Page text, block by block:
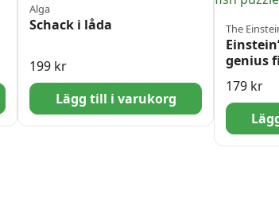
Alga
Schack i låda
199 kr
Lägg till i varukorg
The
genius
179 kr